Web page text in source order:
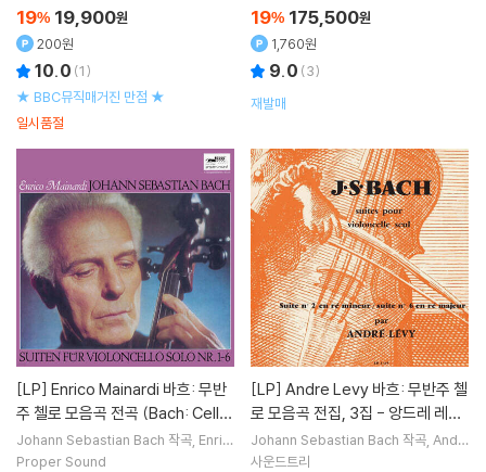
19% 19,900원
200원
10.0 (1)
★ BBC뮤직매거진 만점 ★
일시품절
19% 175,500원
1,760원
9.0 (3)
재발매
[LP]
주 첼로 모음곡 전곡 (Bach: Cello
Suites BWV 1007–1012) [4LP]
Johann Sebastian Bach 작곡 Enric
o Mainardi연주
Proper Sound
[LP]
로 모음곡 전집, 3집 - 앙드레 레비
(Bach: Suites for Unaccompa
nied Cello - Volume Three) [L
Johann Sebastian Bach 작곡 Andr
e Levy연주
사운드트리